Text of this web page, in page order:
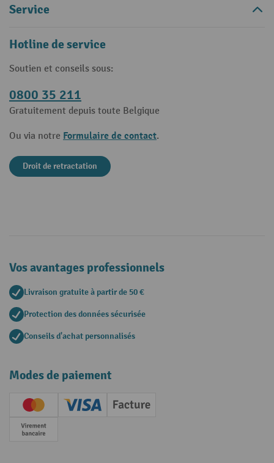
Service
Hotline de service
Soutien et conseils sous:
0800 35 211
Gratuitement depuis toute Belgique
Ou via notre Formulaire de contact.
Droit de retractation
Vos avantages professionnels
Livraison gratuite à partir de 50 €
Protection des données sécurisée
Conseils d'achat personnalisés
Modes de paiement
Creditcard (Master)Creditcard (Visa)
Facture
Paiement anticipé